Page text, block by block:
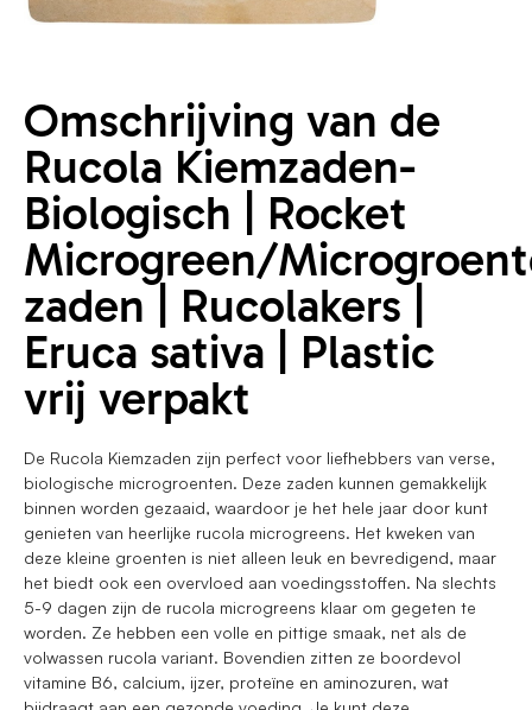
Omschrijving van de
Rucola Kiemzaden-
Biologisch | Rocket
Microgreen/
zaden | Rucolakers |
Eruca sativa | Plastic
vrij verpakt
De Rucola Kiemzaden zijn perfect voor liefhebbers van verse,
biologische microgroenten. Deze zaden kunnen gemakkelijk
binnen worden gezaaid, waardoor je het hele jaar door kunt
genieten van heerlijke rucola microgreens. Het kweken van
deze kleine groenten is niet alleen leuk en bevredigend, maar
het biedt ook een overvloed aan voedingsstoffen. Na slechts
5-9 dagen zijn de rucola microgreens klaar om gegeten te
worden. Ze hebben een volle en pittige smaak, net als de
volwassen rucola variant. Bovendien zitten ze boordevol
vitamine B6, calcium, ijzer, proteïne en aminozuren, wat